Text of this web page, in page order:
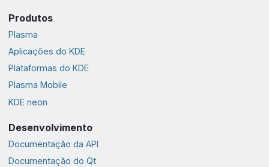
Produtos
Plasma
Aplicações do KDE
Plataformas do KDE
Plasma Mobile
KDE neon
Desenvolvimento
Documentação da API
Documentação do Qt